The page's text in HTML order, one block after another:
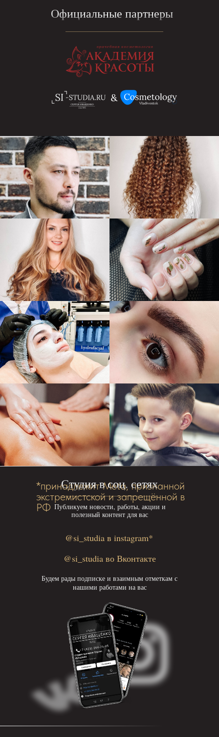
Официальные партнеры
*принадлежит Meta, признанной
экстремистской и запрещённой в
РФ
@si_studia в instagram*
@si_studia во Вконтакте
Публикуем новости, работы, акции и
полезный контент для вас
Будем рады подписке и взаимным отметкам с
нашими работами на вас
Студия в соц. сетях